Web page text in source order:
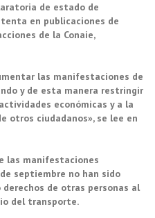
de estado de
en publicaciones de
de la Conaie,
las manifestaciones de
y de esta manera restringir
económicas y a la
otros ciudadanos», se lee en
las manifestaciones
septiembre no han sido
de otras personas al
del transporte.